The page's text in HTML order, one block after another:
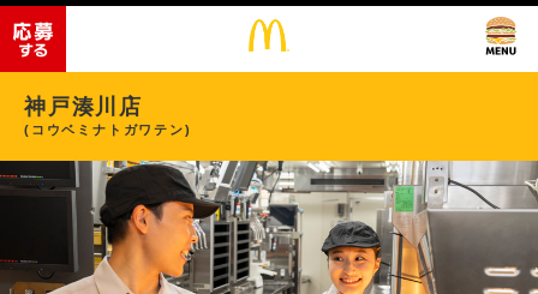
神戸湊川店
(コウベミナトガワテン)